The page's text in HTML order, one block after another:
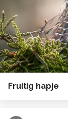
Fruitig hapje